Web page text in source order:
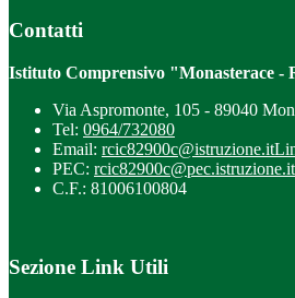
Contatti
Istituto Comprensivo "Monasterace -
Via Aspromonte, 105 - 89040
Tel: 0964/732080
Email: rcic82900c@istruzione.it
PEC: rcic82900c@pec.istruzione.it
C.F.: 81006100804
Sezione Link Utili